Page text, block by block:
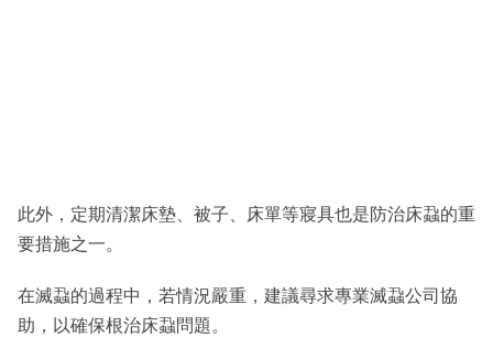
此外，定期清潔床墊、被子、床單等寢具也是防治床蝨的重
要措施之一。
在滅蝨的過程中，若情況嚴重，建議尋求專業滅蝨公司協
助，以確保根治床蝨問題。